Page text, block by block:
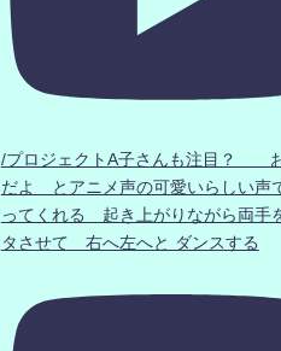
/プロジェクトA子さんも注目？ お
だよ とアニメ声の可愛いらしい声
ってくれる 起き上がりながら両手
タさせて 右へ左へと ダンスする